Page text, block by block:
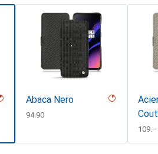
Abaca Nero
CHF
94.90
CHF
109.–